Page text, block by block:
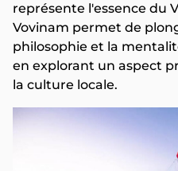
représente l'essence du
Vovinam permet de
philosophie et la
en explorant un aspect
la culture locale.